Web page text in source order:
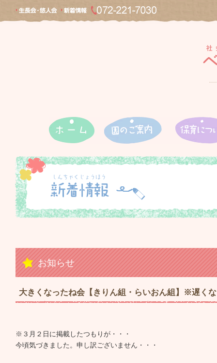
お知らせ
大きくなったね会【きりん組・らいおん組】※遅く
※３月２日に掲載したつもりが・・・
今頃気づきました。申し訳ございません・・・